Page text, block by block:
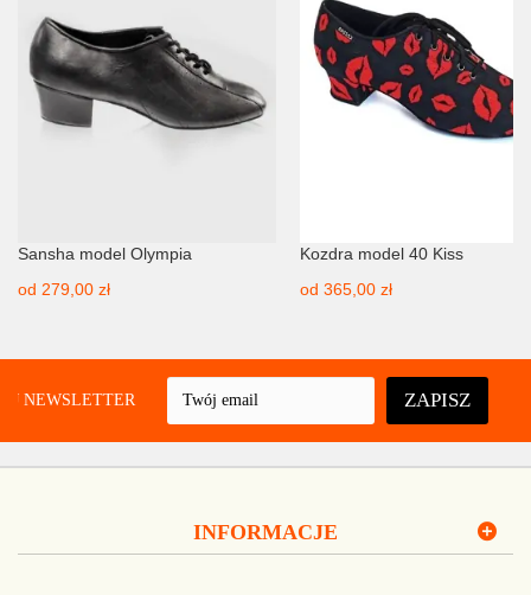
Sansha model Olympia
od 279,00 zł
Kozdra model 40 Kiss
od 365,00 zł
NEWSLETTER ZAPISZ
INFORMACJE